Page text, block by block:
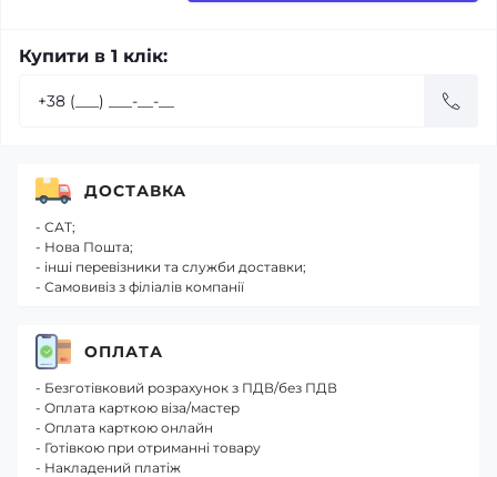
Купити в 1 клік:
ДОСТАВКА
- САТ;
- Нова Пошта;
- інші перевізники та служби доставки;
- Самовивіз з філіалів компанії
ОПЛАТА
- Безготівковий розрахунок з ПДВ/без ПДВ
- Оплата карткою віза/мастер
- Оплата карткою онлайн
- Готівкою при отриманні товару
- Накладений платіж